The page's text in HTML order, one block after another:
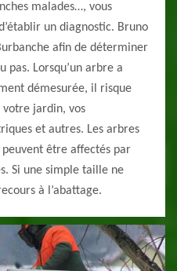
malades…, vous
un diagnostic. Bruno
afin de déterminer
pas. Lorsqu’un arbre a
démesurée, il risque
votre jardin, vos
et autres. Les arbres
être affectés par
Si une simple taille ne
à l’abattage.